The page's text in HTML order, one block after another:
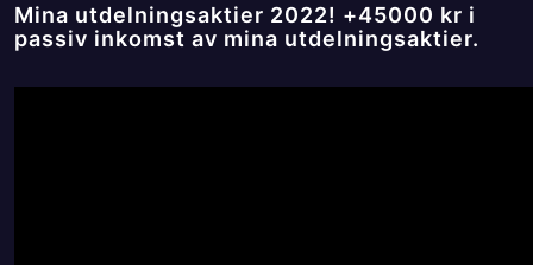
Mina utdelningsaktier 2022! +45000 kr i
passiv inkomst av mina utdelningsaktier.